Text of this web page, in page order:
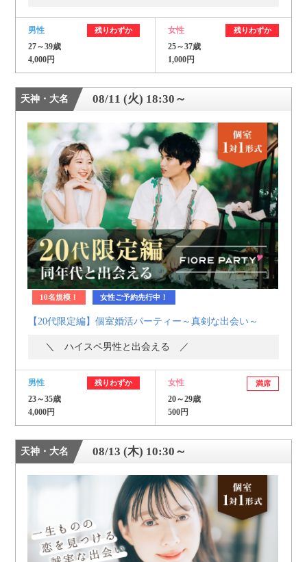
男性 残りわずか
27～39歳
4,000円
女性 残りわずか
25～37歳
1,000円
天神・大名 08/11 (火) 18:30～
10名規模！ 女性ご予約先行中！
【20代限定編】個室婚活パーティー～真剣な出会い～
＼ ハイスペ男性と出会える ／
男性 残りわずか
23～35歳
4,000円
女性 満席
20～29歳
500円
天神・大名 08/13 (木) 10:30～